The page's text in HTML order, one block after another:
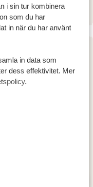
i sin tur kombinera
som du har
in när du har använt
in data som
dess effektivitet. Mer
.